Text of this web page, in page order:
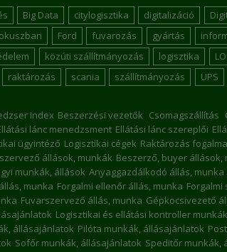
Big Data citylogisztika digitalizáció
Ford fuvarozás gyártás
közúti szállítmányozás logisztika
raktározás scania szállítmányozás UPS
Index Beszerzési vezetők Csomagszállítás
lánc menedzsment Ellátási lánc szereplői
ügyintéző Logisztikai cégek Raktározás fogalma
állások, munkák Beszerző, buyer állások,
munkák, állások Anyaggazdálkodó állás, munka
munka Forgalmi ellenőr állás, munka
Fuvarszervező állás, munka Gépkocsivezető
Logisztikai és ellátási kontroller
állásajánlatok Pilóta munkák, állásajánlatok
Sofőr munkák, állásajánlatok Speditőr munkák,